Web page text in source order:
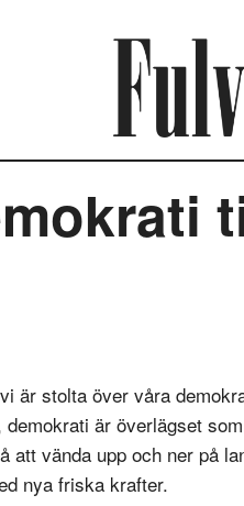
är stolta över våra
är överlägset
att vända upp och ner på
nya friska krafter.